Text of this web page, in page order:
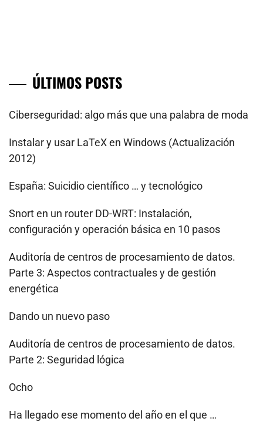
ÚLTIMOS POSTS
Ciberseguridad: algo más que una palabra de moda
Instalar y usar LaTeX en Windows (Actualización
2012)
España: Suicidio científico … y tecnológico
Snort en un router DD-WRT: Instalación,
configuración y operación básica en 10 pasos
Auditoría de centros de procesamiento de datos.
Parte 3: Aspectos contractuales y de gestión
energética
Dando un nuevo paso
Auditoría de centros de procesamiento de datos.
Parte 2: Seguridad lógica
Ocho
Ha llegado ese momento del año en el que …